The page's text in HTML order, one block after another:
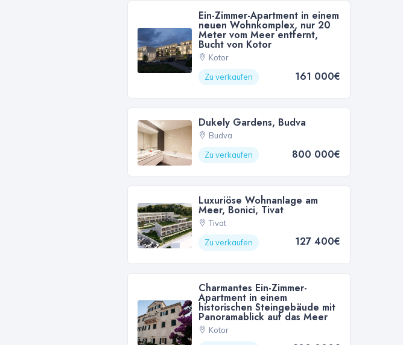
Ein-Zimmer-Apartment in einem
neuen Wohnkomplex, nur 20
Meter vom Meer entfernt,
Bucht von Kotor
Kotor
Zu verkaufen
161 000€
Dukely Gardens, Budva
Budva
Zu verkaufen
800 000€
Luxuriöse Wohnanlage am
Meer, Bonici, Tivat
Tivat
Zu verkaufen
127 400€
Charmantes Ein-Zimmer-
Apartment in einem
historischen Steingebäude mit
Panoramablick auf das Meer
Kotor